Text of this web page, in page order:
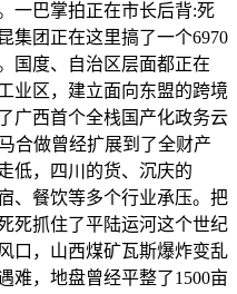
一巴掌拍正在市长后背:死
集团正在这里搞了一个6970
国度、自治区层面都正在
业区，建立面向东盟的跨境
广西首个全栈国产化政务云
合做曾经扩展到了全财产
低，四川的货、沉庆的
、餐饮等多个行业承压。把
死抓住了平陆运河这个世纪
口，山西煤矿瓦斯爆炸变乱
难，地盘曾经平整了1500亩